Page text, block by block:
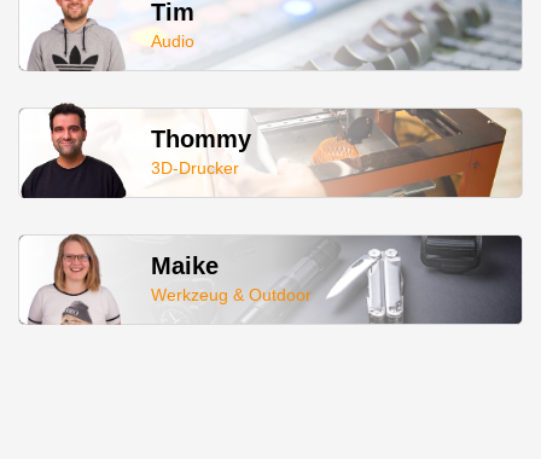
Tim
Audio
Thommy
3D-Drucker
Maike
Werkzeug & Outdoor